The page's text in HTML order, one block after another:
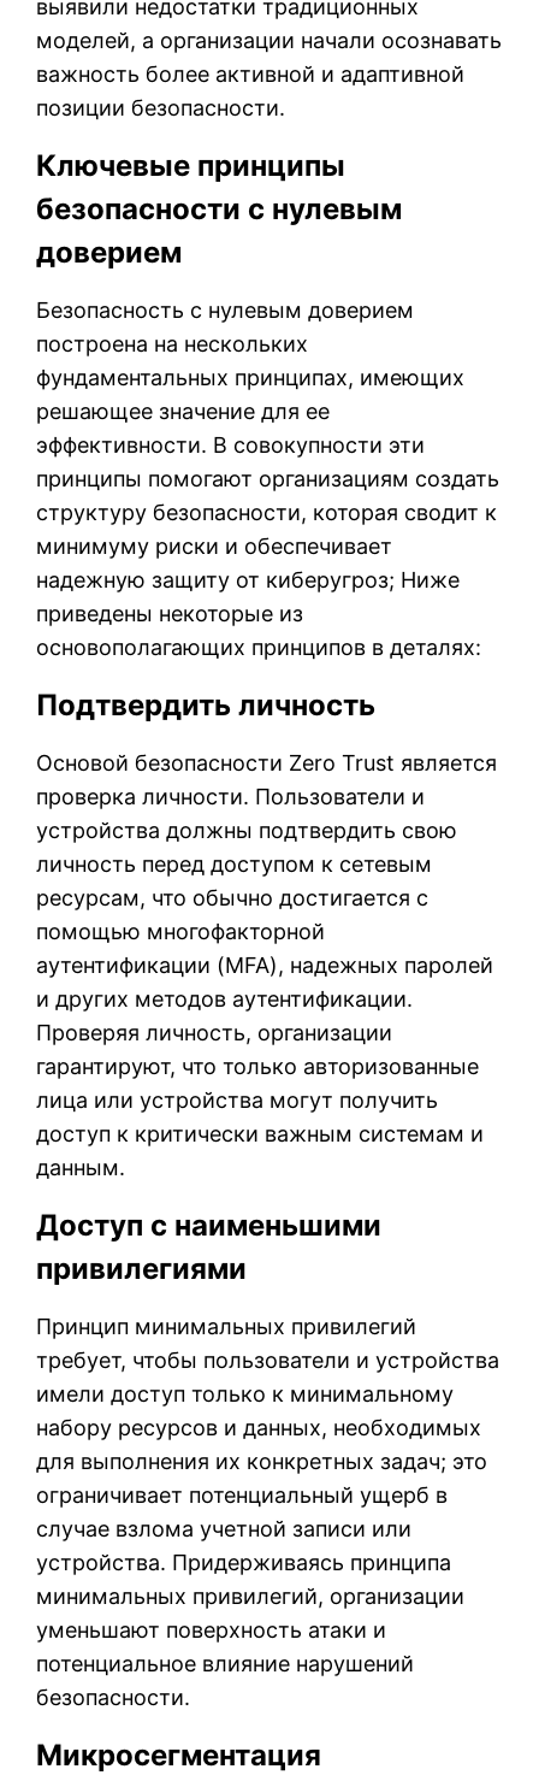
выявили недостатки традиционных
моделей, а организации начали осознавать
важность более активной и адаптивной
позиции безопасности.
Ключевые принципы
безопасности с нулевым
доверием
Безопасность с нулевым доверием
построена на нескольких
фундаментальных принципах, имеющих
решающее значение для ее
эффективности. В совокупности эти
принципы помогают организациям создать
структуру безопасности, которая сводит к
минимуму риски и обеспечивает
надежную защиту от киберугроз; Ниже
приведены некоторые из
основополагающих принципов в деталях:
Подтвердить личность
Основой безопасности Zero Trust является
проверка личности. Пользователи и
устройства должны подтвердить свою
личность перед доступом к сетевым
ресурсам, что обычно достигается с
помощью многофакторной
аутентификации (MFA), надежных паролей
и других методов аутентификации.
Проверяя личность, организации
гарантируют, что только авторизованные
лица или устройства могут получить
доступ к критически важным системам и
данным.
Доступ с наименьшими
привилегиями
Принцип минимальных привилегий
требует, чтобы пользователи и устройства
имели доступ только к минимальному
набору ресурсов и данных, необходимых
для выполнения их конкретных задач; это
ограничивает потенциальный ущерб в
случае взлома учетной записи или
устройства. Придерживаясь принципа
минимальных привилегий, организации
уменьшают поверхность атаки и
потенциальное влияние нарушений
безопасности.
Микросегментация